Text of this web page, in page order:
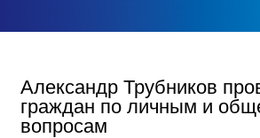
Александр Трубников
граждан по личным и
вопросам